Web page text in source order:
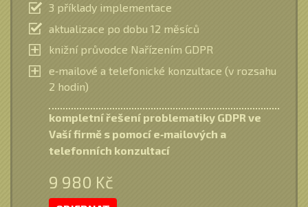
3 příklady implementace
aktualizace po dobu 12 měsíců
knižní průvodce Nařízením GDPR
e‑mailové a telefonické konzultace (v rozsahu
2 hodin)
kompletní řešení problematiky GDPR ve
Vaší firmě s pomocí e‑mailových a
telefonních konzultací
9 980 Kč